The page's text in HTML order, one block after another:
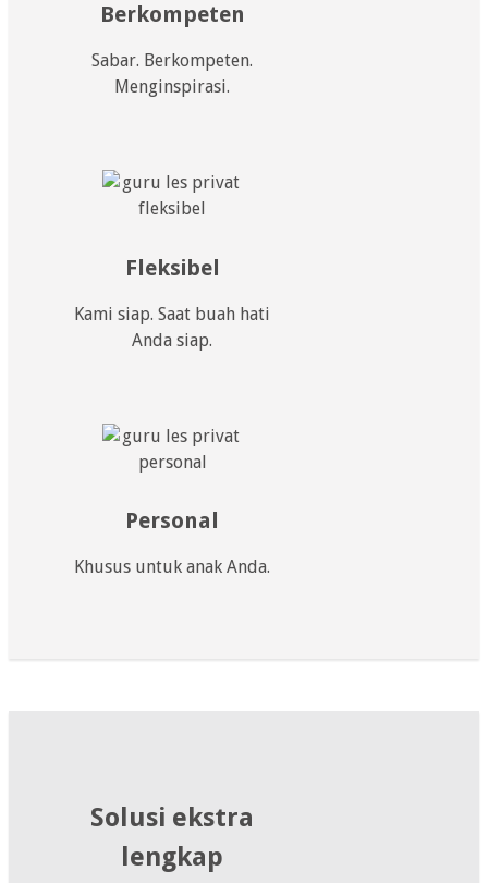
Berkompeten
Sabar. Berkompeten.
Menginspirasi.
Fleksibel
Kami siap. Saat buah hati
Anda siap.
Personal
Khusus untuk anak Anda.
Solusi ekstra
lengkap